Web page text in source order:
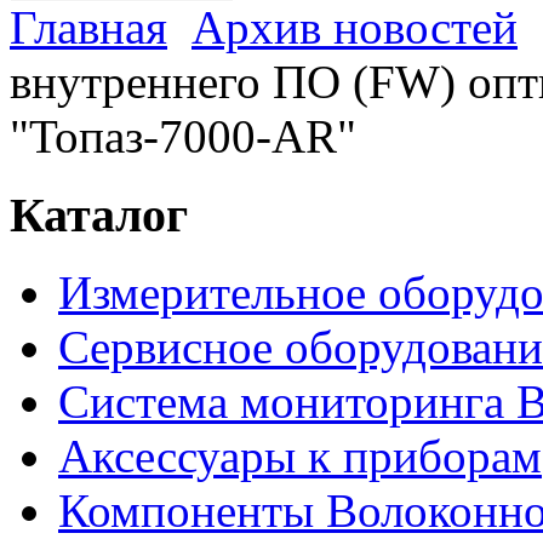
Главная Архив новостей
внутреннего ПО (FW)
"Топаз-7000-AR"
Каталог
Измерительное
Сервисное
Система мониторинга
Аксессуары к приборам
Компоненты